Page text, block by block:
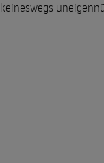
keineswegs